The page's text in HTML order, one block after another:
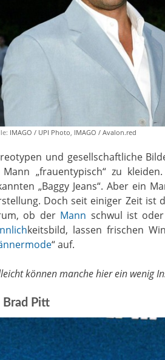
IMAGO / UPI Photo, IMAGO / Avalon.red
und gesellschaftliche
Mann „frauentypisch“ zu
„Baggy Jeans“. Aber ein
Doch seit einiger Zeit ist
ob der Mann schwul ist
keitsbild, lassen frischen
“ auf.
können manche hier ein wenig
Brad Pitt